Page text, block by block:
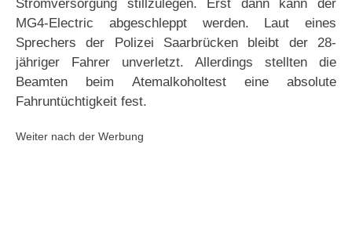
Stromversorgung stillzulegen. Erst dann kann der
MG4-Electric abgeschleppt werden. Laut eines
Sprechers der Polizei Saarbrücken bleibt der 28-
jähriger Fahrer unverletzt. Allerdings stellten die
Beamten beim Atemalkoholtest eine absolute
Fahruntüchtigkeit fest.
Weiter nach der Werbung